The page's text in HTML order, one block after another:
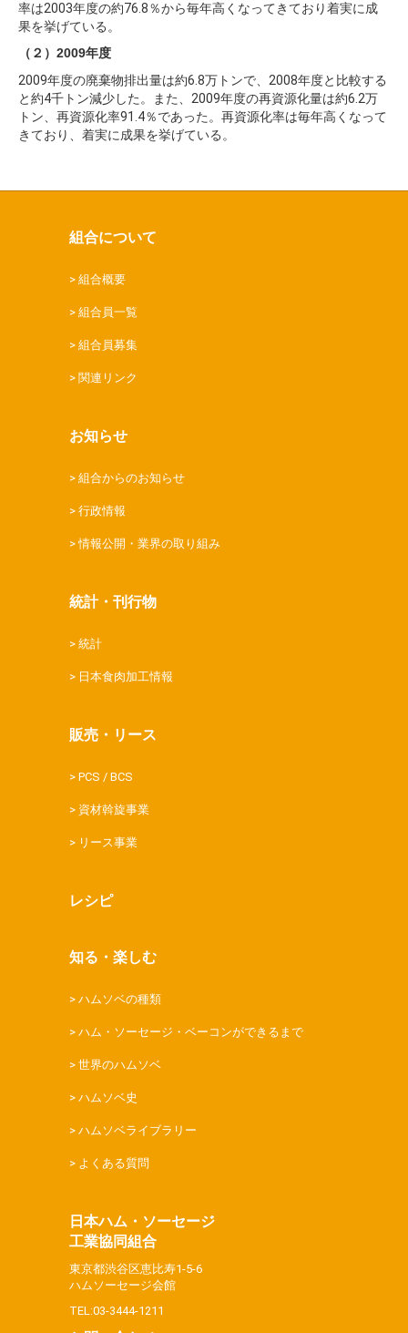
率は2003年度の約76.8％から毎年高くなってきており着実に成
果を挙げている。
（２）2009年度
2009年度の廃棄物排出量は約6.8万トンで、2008年度と比較する
と約4千トン減少した。また、2009年度の再資源化量は約6.2万
トン、再資源化率91.4％であった。再資源化率は毎年高くなって
きており、着実に成果を挙げている。
組合について
組合概要
組合員一覧
組合員募集
関連リンク
お知らせ
組合からのお知らせ
行政情報
情報公開・業界の取り組み
統計・刊行物
統計
日本食肉加工情報
販売・リース
PCS / BCS
資材斡旋事業
リース事業
レシピ
知る・楽しむ
ハムソベの種類
ハム・ソーセージ・ベーコンができるまで
世界のハムソベ
ハムソベ史
ハムソベライブラリー
よくある質問
日本ハム・ソーセージ
工業協同組合
東京都渋谷区恵比寿1-5-6
ハムソーセージ会館
TEL:03-3444-1211